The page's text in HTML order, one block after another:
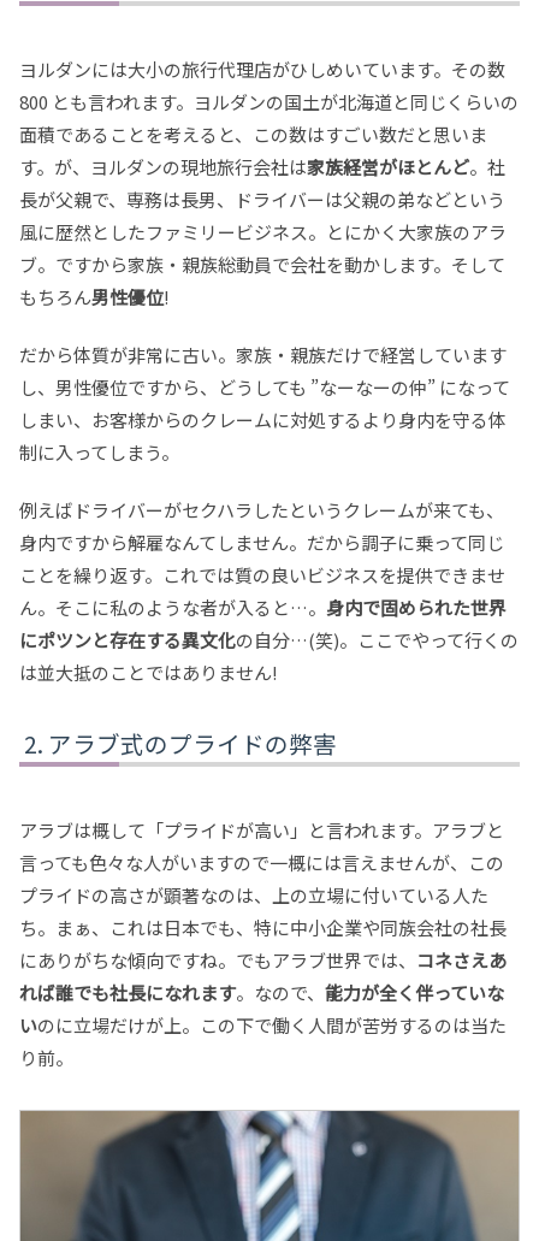
ヨルダンには大小の旅行代理店がひしめいています。その数
800 とも言われます。ヨルダンの国土が北海道と同じくらいの
面積であることを考えると、この数はすごい数だと思いま
す。が、ヨルダンの現地旅行会社は家族経営がほとんど。社
長が父親で、専務は長男、ドライバーは父親の弟などという
風に歴然としたファミリービジネス。とにかく大家族のアラ
ブ。ですから家族・親族総動員で会社を動かします。そして
もちろん男性優位!
だから体質が非常に古い。家族・親族だけで経営しています
し、男性優位ですから、どうしても ”なーなーの仲” になって
しまい、お客様からのクレームに対処するより身内を守る体
制に入ってしまう。
例えばドライバーがセクハラしたというクレームが来ても、
身内ですから解雇なんてしません。だから調子に乗って同じ
ことを繰り返す。これでは質の良いビジネスを提供できませ
ん。そこに私のような者が入ると…。 身内で固められた世界
にポツンと存在する異文化の自分…(笑)。ここでやって行くの
は並大抵のことではありません!
アラブ式のプライドの弊害
アラブは概して「プライドが高い」と言われます。アラブと
言っても色々な人がいますので一概には言えませんが、この
プライドの高さが顕著なのは、上の立場に付いている人た
ち。まぁ、これは日本でも、特に中小企業や同族会社の社長
にありがちな傾向ですね。でもアラブ世界では、 コネさえあ
れば誰でも社長になれます。なので、 能力が全く伴っていな
いのに立場だけが上。この下で働く人間が苦労するのは当た
り前。